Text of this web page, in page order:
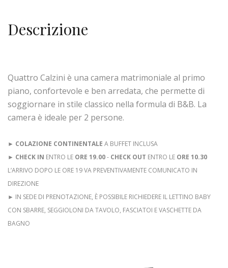
Descrizione
Quattro Calzini è una camera matrimoniale al primo
piano, confortevole e ben arredata, che permette di
soggiornare in stile classico nella formula di B&B. La
camera è ideale per 2 persone.
► COLAZIONE CONTINENTALE A BUFFET INCLUSA
► CHECK IN ENTRO LE ORE 19.00- CHECK OUT ENTRO LE ORE 10.30
L’ARRIVO DOPO LE ORE 19 VA PREVENTIVAMENTE COMUNICATO IN
DIREZIONE
► IN SEDE DI PRENOTAZIONE, È POSSIBILE RICHIEDERE IL LETTINO BABY
CON SBARRE, SEGGIOLONI DA TAVOLO, FASCIATOI E VASCHETTE DA
BAGNO